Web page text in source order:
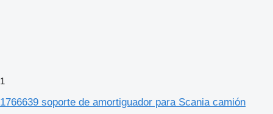
1
1766639 soporte de amortiguador para Scania camión